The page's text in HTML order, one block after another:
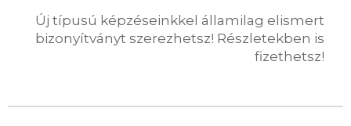
Új típusú képzéseinkkel államilag elismert
bizonyítványt szerezhetsz! Részletekben is
fizethetsz!